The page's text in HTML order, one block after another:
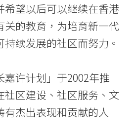
希望以后可以继续在香港
关的教育，为培育新一代
续发展的社区而努力。
嘉许计划」于2002年推
社区建设、社区服务、文
有杰出表现和贡献的人